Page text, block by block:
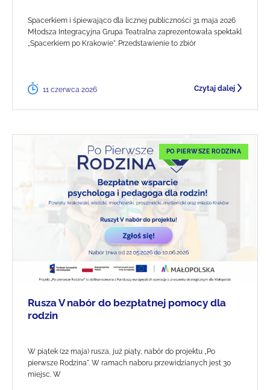
Spacerkiem i śpiewająco dla licznej publiczności 31 maja 2026
Młodsza Integracyjna Grupa Teatralna zaprezentowała spektakl
„Spacerkiem po Krakowie". Przedstawienie to zbiór
11 czerwca 2026 Czytaj dalej
PO PIERWSZE RODZINA
Rusza V nabór do bezpłatnej pomocy dla
rodzin
W piątek (22 maja) rusza, już piąty, nabór do projektu „Po
pierwsze Rodzina". W ramach naboru przewidzianych jest 30
miejsc. W